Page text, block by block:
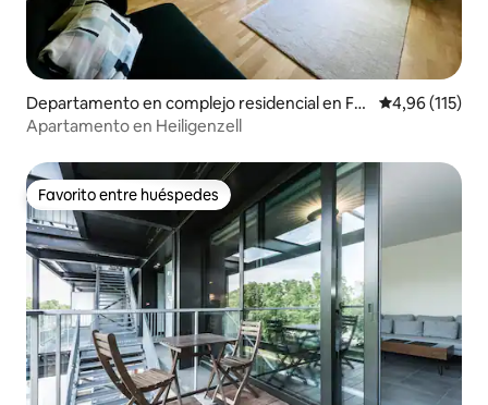
Departamento en complejo residencial en Fri
esenheim
Calificación
4,96 (115)
Apartamento en Heiligenzell
Favorito entre huéspedes
Favorito entre huéspedes